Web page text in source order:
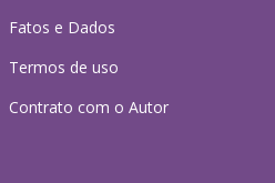
Fatos e Dados
Termos de uso
Contrato com o Autor